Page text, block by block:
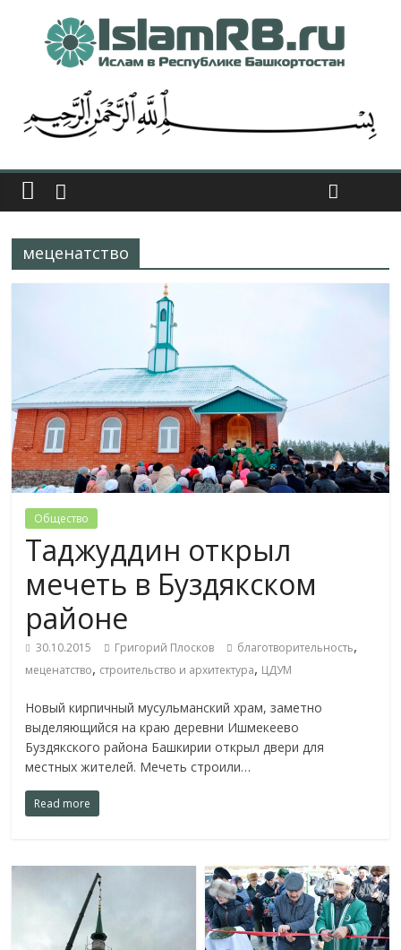
меценатство
Общество
Таджуддин открыл
мечеть в Буздякском
районе
30.10.2015 Григорий Плосков благотворительность,
меценатство, строительство и архитектура, ЦДУМ
Новый кирпичный мусульманский храм, заметно
выделяющийся на краю деревни Ишмекеево
Буздякского района Башкирии открыл двери для
местных жителей. Мечеть строили…
Read more